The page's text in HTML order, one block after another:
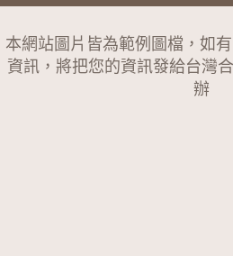
本網站圖片皆為範例圖檔，如
資訊，將把您的資訊發給台灣
辦